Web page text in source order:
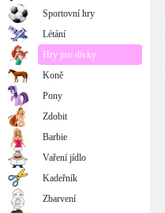
Sportovní hry
Létání
Hry pro dívky
Koně
Pony
Zdobit
Barbie
Vaření jídlo
Kadeřník
Zbarvení